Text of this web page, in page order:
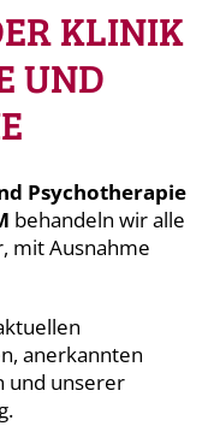
KLINIK
UND
Psychotherapie
behandeln wir alle
mit Ausnahme
anerkannten
und unserer